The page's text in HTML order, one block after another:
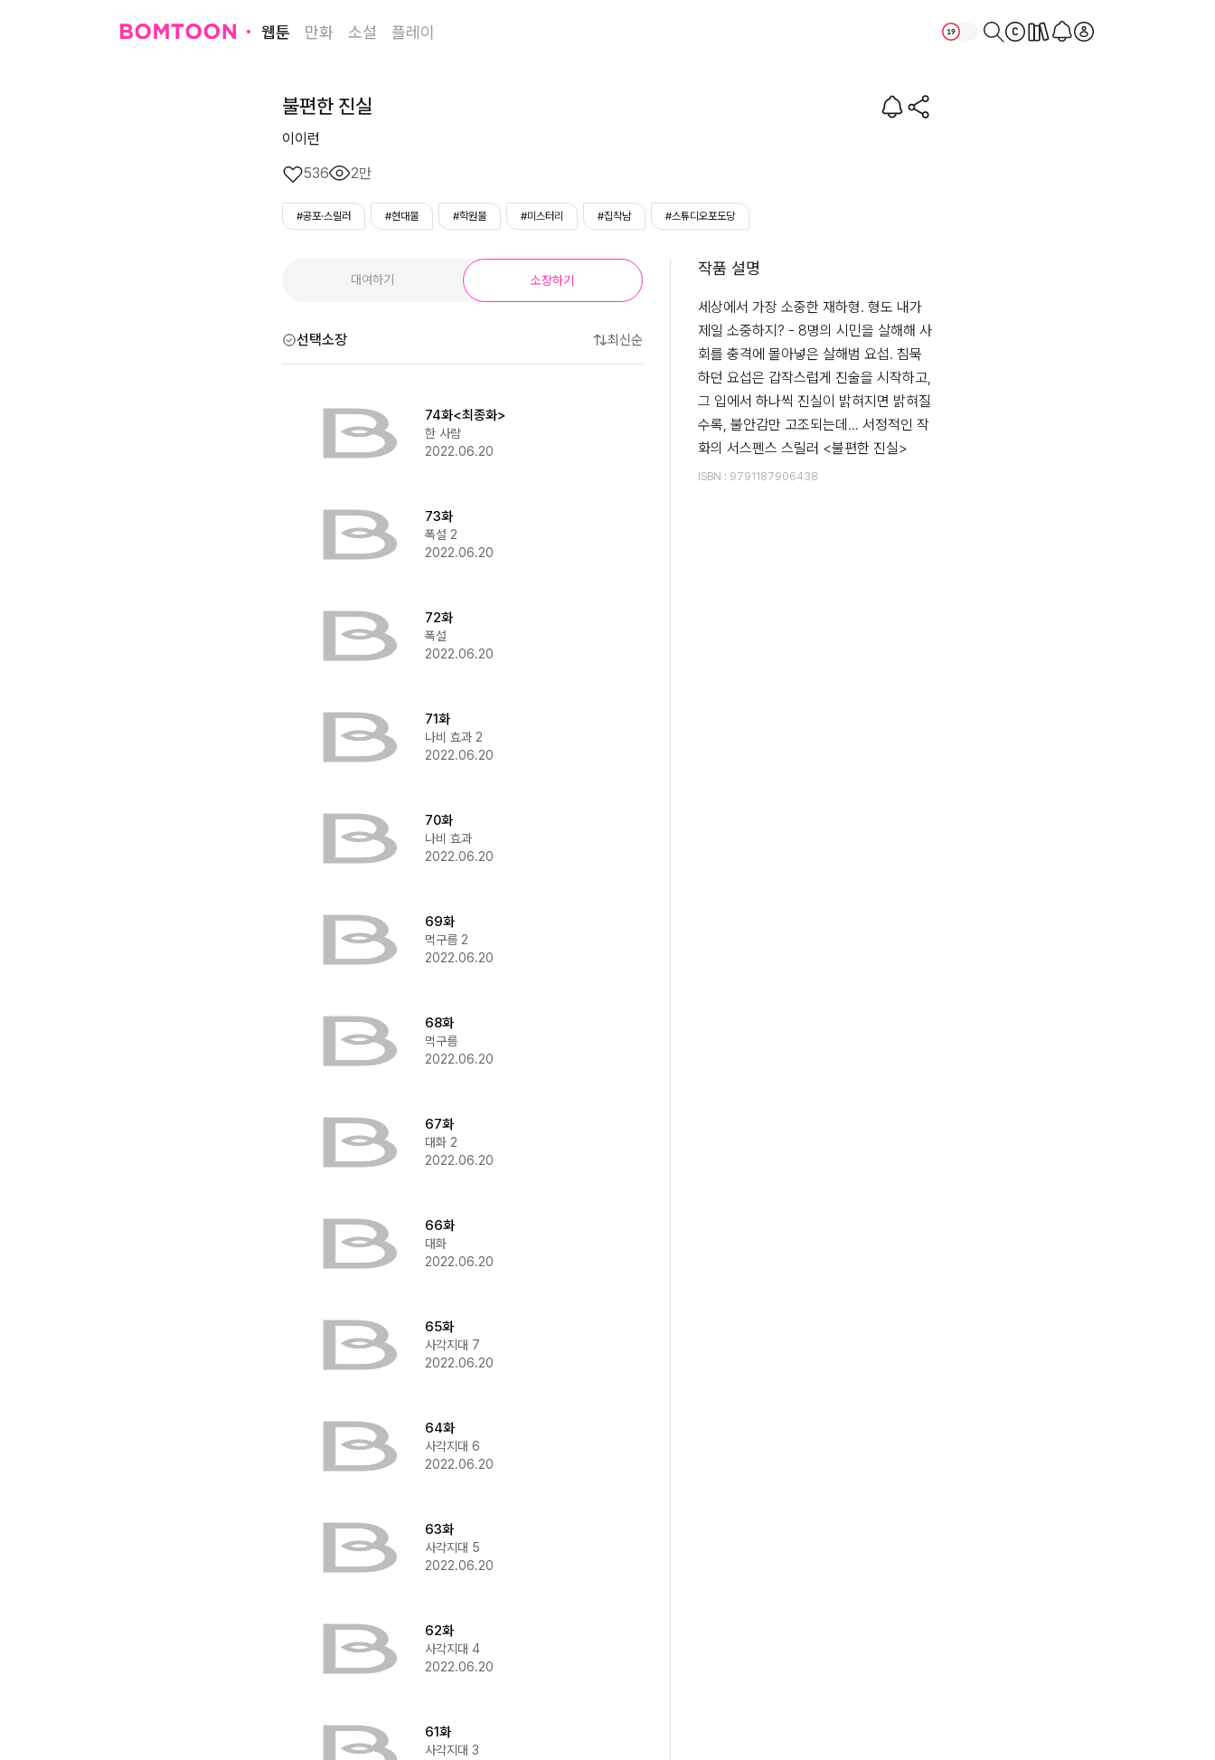
웹툰 만화 소설 플레이
불편한 진실
이이런
536
2만
#공포·스릴러 #현대물 #학원물 #미스터리 #집착남 #스튜디오포도당
대여하기 소장하기
선택소장 최신순
74화<최종화>
한 사람
2022.06.20
73화
폭설 2
2022.06.20
72화
폭설
2022.06.20
71화
나비 효과 2
2022.06.20
70화
나비 효과
2022.06.20
69화
먹구름 2
2022.06.20
68화
먹구름
2022.06.20
67화
대화 2
2022.06.20
66화
대화
2022.06.20
65화
사각지대 7
2022.06.20
64화
사각지대 6
2022.06.20
63화
사각지대 5
2022.06.20
62화
사각지대 4
2022.06.20
61화
사각지대 3
작품 설명
세상에서 가장 소중한 재하형. 형도 내가
제일 소중하지? - 8명의 시민을 살해해 사
회를 충격에 몰아넣은 살해범 요섭. 침묵
하던 요섭은 갑작스럽게 진술을 시작하고,
그 입에서 하나씩 진실이 밝혀지면 밝혀질
수록, 불안감만 고조되는데… 서정적인 작
화의 서스펜스 스릴러 <불편한 진실>
ISBN : 9791187906438